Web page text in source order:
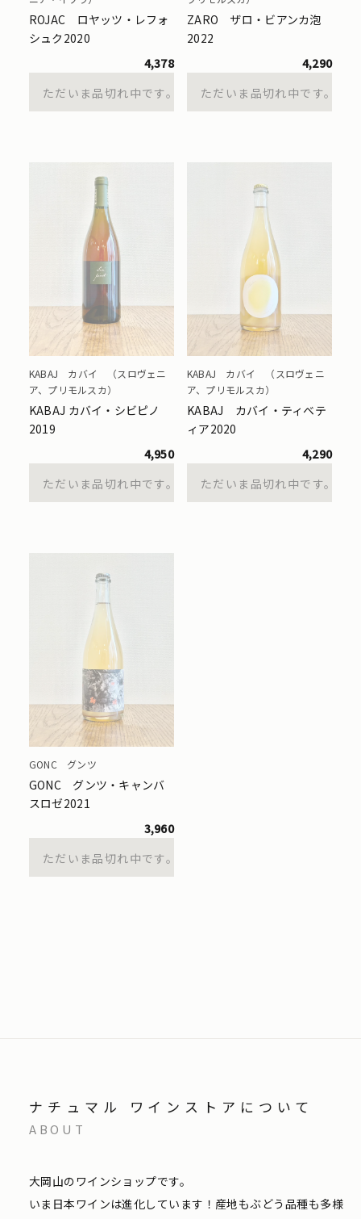
ROJAC ロヤッツ・レフォ
シュク2020
4,378
ただいま品切れ中です。
ZARO ザロ・ビアンカ泡
2022
4,290
ただいま品切れ中です。
KABAJ カバイ （スロヴェニ
ア、プリモルスカ）
KABAJ カバイ・シビピノ
2019
4,950
ただいま品切れ中です。
KABAJ カバイ （スロヴェニ
ア、プリモルスカ）
KABAJ カバイ・ティベテ
ィア2020
4,290
ただいま品切れ中です。
GONC グンツ
GONC グンツ・キャンバ
スロゼ2021
3,960
ただいま品切れ中です。
ナチュマル ワインストアについて
ABOUT
大岡山のワインショップです。
いま日本ワインは進化しています！産地もぶどう品種も多様